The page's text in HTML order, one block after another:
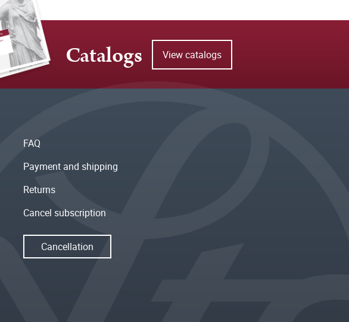
Catalogs View catalogs
FAQ
Payment and shipping
Returns
Cancel subscription
Cancellation